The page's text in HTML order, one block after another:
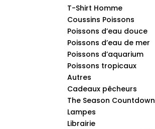
T-Shirt Homme
Coussins Poissons
Poissons d’eau douce
Poissons d’eau de mer
Poissons d’aquarium
Poissons tropicaux
Autres
Cadeaux pêcheurs
The Season Countdown
Lampes
Librairie